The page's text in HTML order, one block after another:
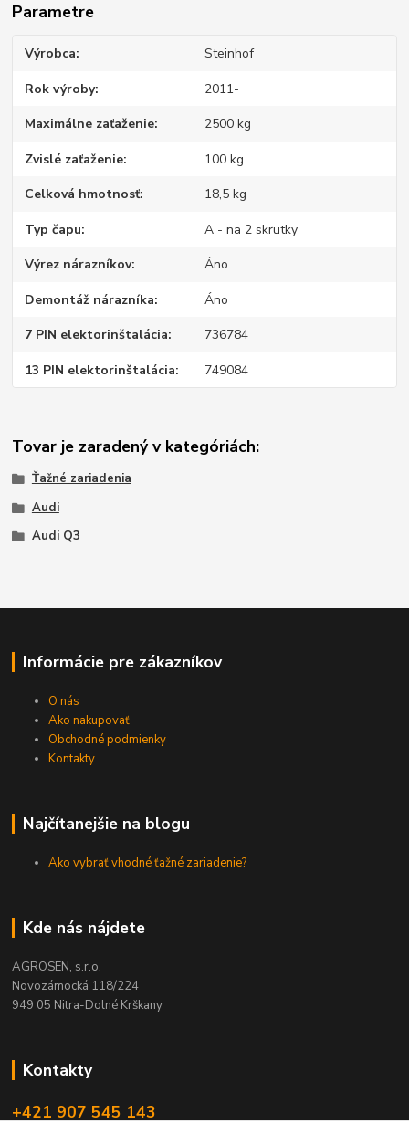
Parametre
Výrobca Steinhof
Rok výroby 2011-
Maximálne zaťaženie 2500 kg
Zvislé zaťaženie 100 kg
Celková hmotnosť 18,5 kg
Typ čapu A - na 2 skrutky
Výrez nárazníkov Áno
Demontáž nárazníka Áno
7 PIN elektorinštalácia 736784
13 PIN elektorinštalácia 749084
Tovar je zaradený v kategóriách:
Ťažné zariadenia
Audi
Audi Q3
Informácie pre zákazníkov
O nás
Ako nakupovať
Obchodné podmienky
Kontakty
Najčítanejšie na blogu
Ako vybrať vhodné ťažné zariadenie?
Kde nás nájdete
AGROSEN, s.r.o.
Novozámocká 118/224
949 05 Nitra-Dolné Krškany
Kontakty
+421 907 545 143